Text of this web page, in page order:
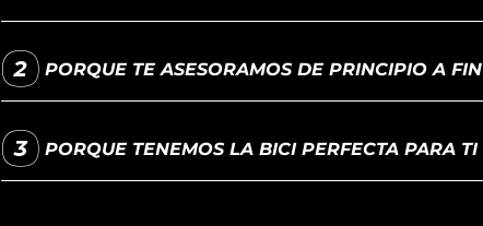
PORQUE TE ASESORAMOS DE PRINCIPIO A FIN
PORQUE TENEMOS LA BICI PERFECTA PARA TI